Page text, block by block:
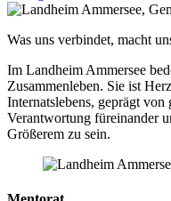
Was uns verbindet, macht
Im Landheim Ammersee
Zusammenleben. Sie ist
Internatslebens, geprägt
Verantwortung füreinander
Größerem zu sein.